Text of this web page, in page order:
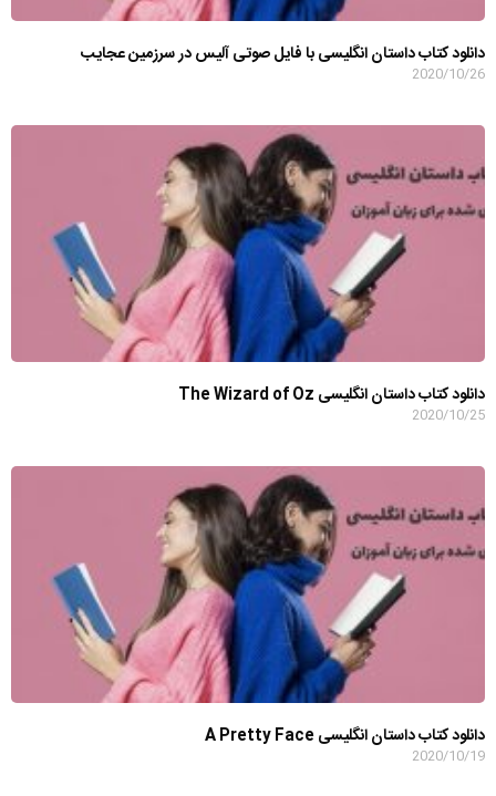
دانلود کتاب داستان انگلیسی با فایل صوتی آلیس در سرزمین عجایب
2020/10/26
دانلود کتاب داستان انگلیسی The Wizard of Oz
2020/10/25
دانلود کتاب داستان انگلیسی A Pretty Face
2020/10/19